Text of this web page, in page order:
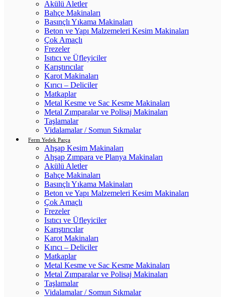
Akülü Aletler
Bahçe Makinaları
Basınçlı Yıkama Makinaları
Beton ve Yapı Malzemeleri Kesim Makinaları
Çok Amaçlı
Frezeler
Isıtıcı ve Üfleyiciler
Karıştırıcılar
Karot Makinaları
Kırıcı – Deliciler
Matkaplar
Metal Kesme ve Sac Kesme Makinaları
Metal Zımparalar ve Polisaj Makinaları
Taşlamalar
Vidalamalar / Somun Sıkmalar
Ferm Yedek Parça
Ahşap Kesim Makinaları
Ahşap Zımpara ve Planya Makinaları
Akülü Aletler
Bahçe Makinaları
Basınçlı Yıkama Makinaları
Beton ve Yapı Malzemeleri Kesim Makinaları
Çok Amaçlı
Frezeler
Isıtıcı ve Üfleyiciler
Karıştırıcılar
Karot Makinaları
Kırıcı – Deliciler
Matkaplar
Metal Kesme ve Sac Kesme Makinaları
Metal Zımparalar ve Polisaj Makinaları
Taşlamalar
Vidalamalar / Somun Sıkmalar